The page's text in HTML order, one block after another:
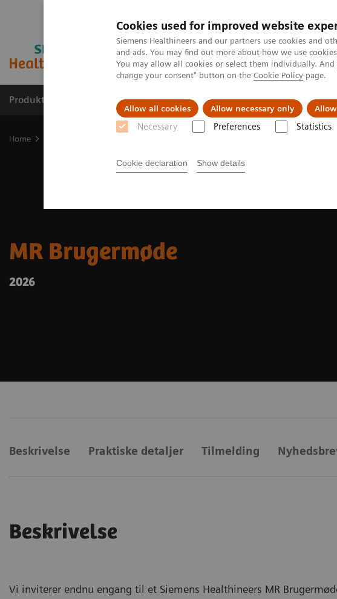
Cookies used for improved website
Siemens Healthineers and our partners use cookies and
and ads. You may find out more about how we use
You may allow all cookies or select them individually.
change your consent" button on the Cookie Policy page.
Allow all cookies Allow necessary only
Necessary Preferences Statistics
Cookie declaration Show details
Produkter og løsninger Support og dokumentation
Home
MR Brugermøde
2026
Beskrivelse Praktiske detaljer Tilmelding
Beskrivelse
Vi inviterer endnu engang til et Siemens Healthineers MR